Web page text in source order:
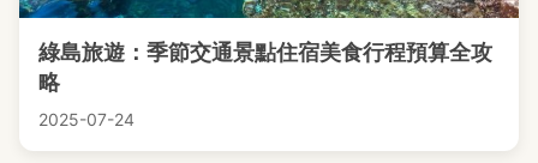
綠島旅遊：季節交通景點住宿美食行程預算全攻
略
2025-07-24